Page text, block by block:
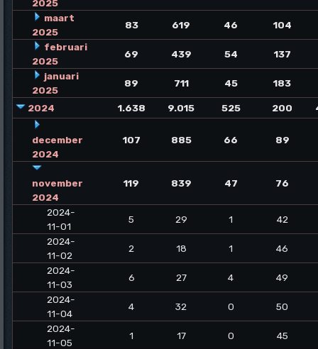
2025
maart
2025
83 619 46
104
februari
2025
69 439 54
137
januari
2025
89 711 45 183
2024 1.638 9.015 525 200
december
2024
107 885 66 89
november
2024
119 839 47 76
2024-
11-01
5 29 1
42
2024-
11-02
2 18 1
46
2024-
11-03
6 27 4
49
2024-
11-04
4 32 0
50
2024-
11-05
1 17 0
45